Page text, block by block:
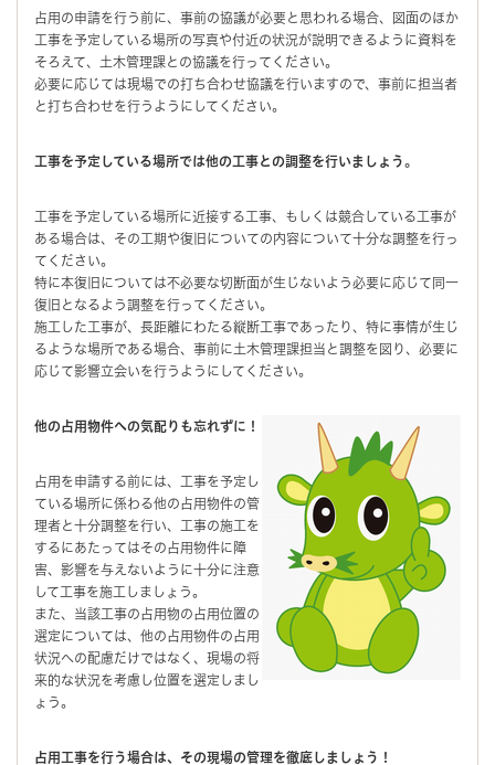
占用の申請を行う前に、事前の協議が必要と思われる場合、図面のほか
工事を予定している場所の写真や付近の状況が説明できるように資料を
そろえて、土木管理課との協議を行ってください。
必要に応じては現場での打ち合わせ協議を行いますので、事前に担当者
と打ち合わせを行うようにしてください。
工事を予定している場所では他の工事との調整を行いましょう。
工事を予定している場所に近接する工事、もしくは競合している工事が
ある場合は、その工期や復旧についての内容について十分な調整を行っ
てください。
特に本復旧については不必要な切断面が生じないよう必要に応じて同一
復旧となるよう調整を行ってください。
施工した工事が、長距離にわたる縦断工事であったり、特に事情が生じ
るような場所である場合、事前に土木管理課担当と調整を図り、必要に
応じて影響立会いを行うようにしてください。
他の占用物件への気配りも忘れずに！
占用を申請する前には、工事を予定し
ている場所に係わる他の占用物件の管
理者と十分調整を行い、工事の施工を
するにあたってはその占用物件に障
害、影響を与えないように十分に注意
して工事を施工しましょう。
また、当該工事の占用物の占用位置の
選定については、他の占用物件の占用
状況への配慮だけではなく、現場の将
来的な状況を考慮し位置を選定しまし
ょう。
占用工事を行う場合は、その現場の管理を徹底しましょう！